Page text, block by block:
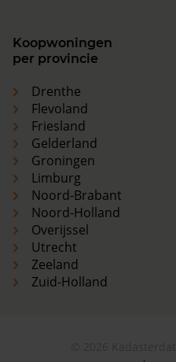
Koopwoningen
per provincie
Drenthe
Flevoland
Friesland
Gelderland
Groningen
Limburg
Noord-Brabant
Noord-Holland
Overijssel
Utrecht
Zeeland
Zuid-Holland